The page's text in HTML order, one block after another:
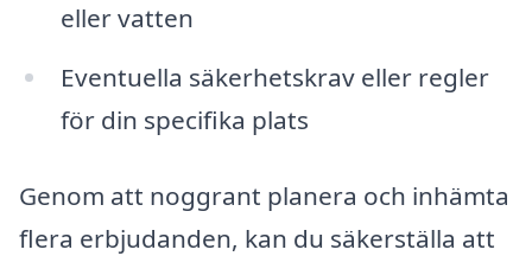
eller vatten
Eventuella säkerhetskrav eller regler
för din specifika plats
Genom att noggrant planera och inhämta
flera erbjudanden, kan du säkerställa att